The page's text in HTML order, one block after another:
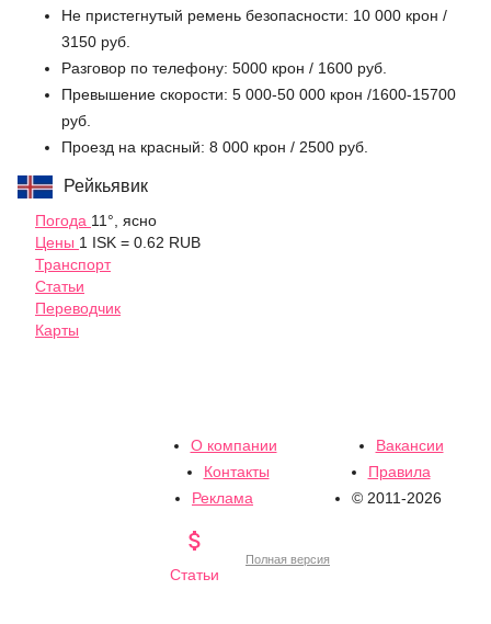
Не пристегнутый ремень безопасности: 10 000 крон /
3150 руб.
Разговор по телефону: 5000 крон / 1600 руб.
Превышение скорости: 5 000-50 000 крон /1600-15700
руб.
Проезд на красный: 8 000 крон / 2500 руб.
Рейкьявик
Погода 11°, ясно
Цены 1 ISK = 0.62 RUB
Транспорт
Статьи
Переводчик
Карты
О компании
Вакансии
Контакты
Правила
Реклама
© 2011-2026

Статьи
Полная версия